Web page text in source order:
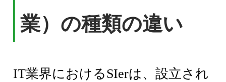
業）の種類の違い
IT業界におけるSIerは、設立され